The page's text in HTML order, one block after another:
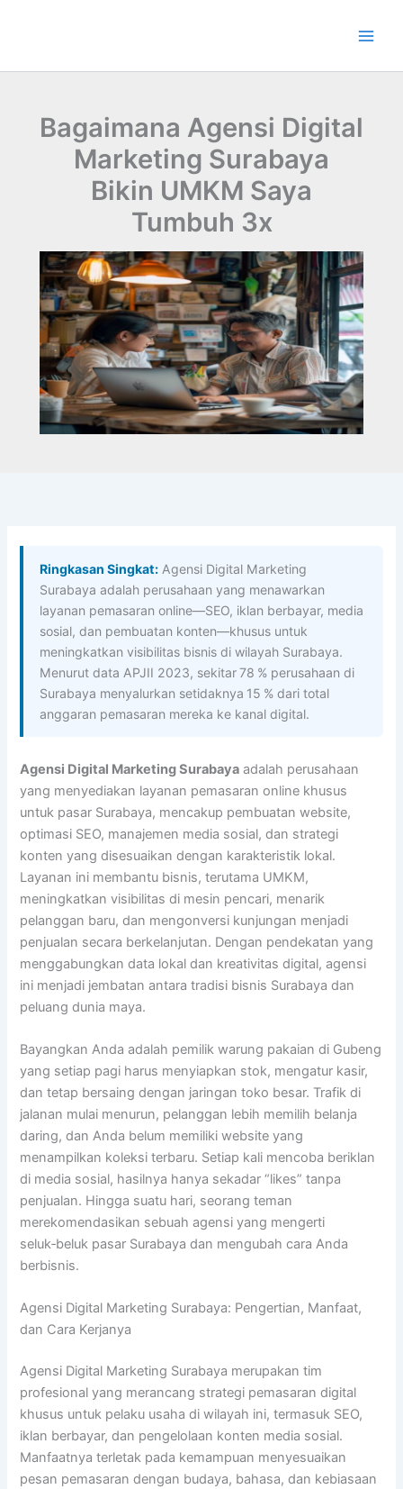
Bagaimana Agensi Digital
Marketing Surabaya
Bikin UMKM Saya
Tumbuh 3x
Ringkasan Singkat: Agensi Digital Marketing
Surabaya adalah perusahaan yang menawarkan
layanan pemasaran online—SEO, iklan berbayar, media
sosial, dan pembuatan konten—khusus untuk
meningkatkan visibilitas bisnis di wilayah Surabaya.
Menurut data APJII 2023, sekitar 78 % perusahaan di
Surabaya menyalurkan setidaknya 15 % dari total
anggaran pemasaran mereka ke kanal digital.
Agensi Digital Marketing Surabaya adalah perusahaan
yang menyediakan layanan pemasaran online khusus
untuk pasar Surabaya, mencakup pembuatan website,
optimasi SEO, manajemen media sosial, dan strategi
konten yang disesuaikan dengan karakteristik lokal.
Layanan ini membantu bisnis, terutama UMKM,
meningkatkan visibilitas di mesin pencari, menarik
pelanggan baru, dan mengonversi kunjungan menjadi
penjualan secara berkelanjutan. Dengan pendekatan yang
menggabungkan data lokal dan kreativitas digital, agensi
ini menjadi jembatan antara tradisi bisnis Surabaya dan
peluang dunia maya.
Bayangkan Anda adalah pemilik warung pakaian di Gubeng
yang setiap pagi harus menyiapkan stok, mengatur kasir,
dan tetap bersaing dengan jaringan toko besar. Trafik di
jalanan mulai menurun, pelanggan lebih memilih belanja
daring, dan Anda belum memiliki website yang
menampilkan koleksi terbaru. Setiap kali mencoba beriklan
di media sosial, hasilnya hanya sekadar “likes” tanpa
penjualan. Hingga suatu hari, seorang teman
merekomendasikan sebuah agensi yang mengerti
seluk‑beluk pasar Surabaya dan mengubah cara Anda
berbisnis.
Agensi Digital Marketing Surabaya: Pengertian, Manfaat,
dan Cara Kerjanya
Agensi Digital Marketing Surabaya merupakan tim
profesional yang merancang strategi pemasaran digital
khusus untuk pelaku usaha di wilayah ini, termasuk SEO,
iklan berbayar, dan pengelolaan konten media sosial.
Manfaatnya terletak pada kemampuan menyesuaikan
pesan pemasaran dengan budaya, bahasa, dan kebiasaan